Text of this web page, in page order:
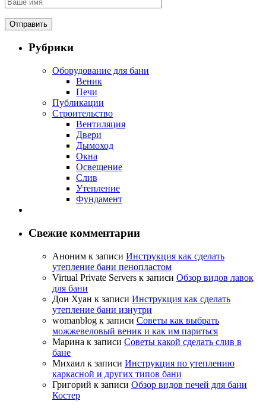
Рубрики
Оборудование для бани
Веник
Печи
Публикации
Строительство
Вентиляция
Двери
Дымоход
Окна
Освещение
Слив
Утепление
Фундамент
Свежие комментарии
Аноним к записи Инструкция как сделать
утепление бани пенопластом
Virtual Private Servers к записи Обзор видов лавок
для бани
Дон Хуан к записи Инструкция как сделать
утепление бани изнутри
womanblog к записи Советы как выбрать
можжевеловый веник и как им париться
Марина к записи Советы какой сделать слив в
бане
Михаил к записи Инструкция по утеплению
каркасной и других типов бани
Григорий к записи Обзор видов печей для бани
Костер